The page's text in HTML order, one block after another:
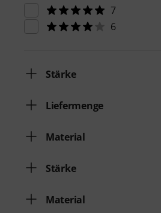
7
6
Stärke
Liefermenge
Material
Stärke
Material